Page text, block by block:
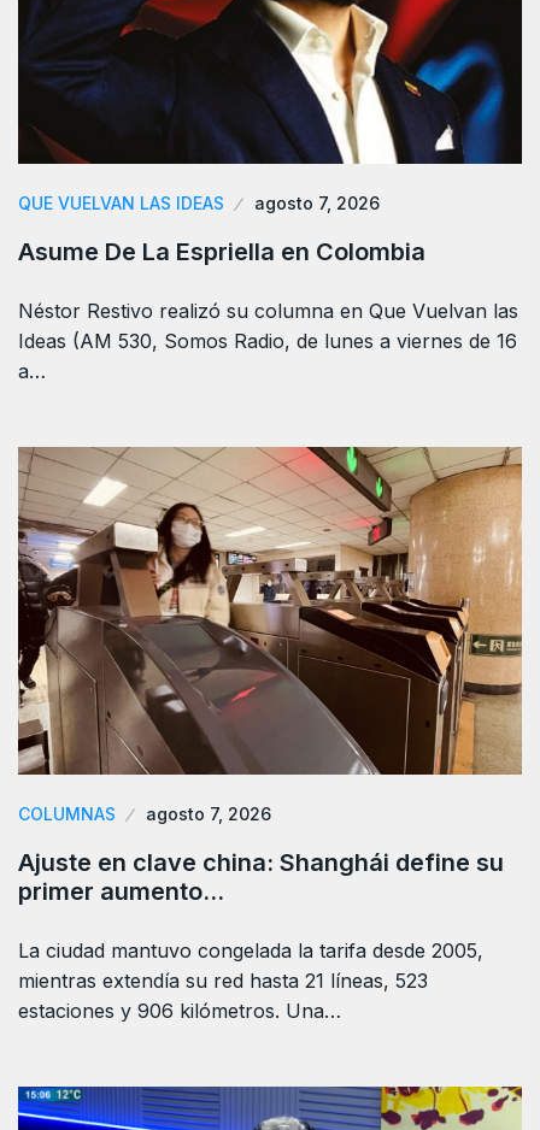
QUE VUELVAN LAS IDEAS agosto 7, 2026
Asume De La Espriella en Colombia
Néstor Restivo realizó su columna en Que Vuelvan las
Ideas (AM 530, Somos Radio, de lunes a viernes de 16
a…
COLUMNAS agosto 7, 2026
Ajuste en clave china: Shanghái define su
primer aumento…
La ciudad mantuvo congelada la tarifa desde 2005,
mientras extendía su red hasta 21 líneas, 523
estaciones y 906 kilómetros. Una…